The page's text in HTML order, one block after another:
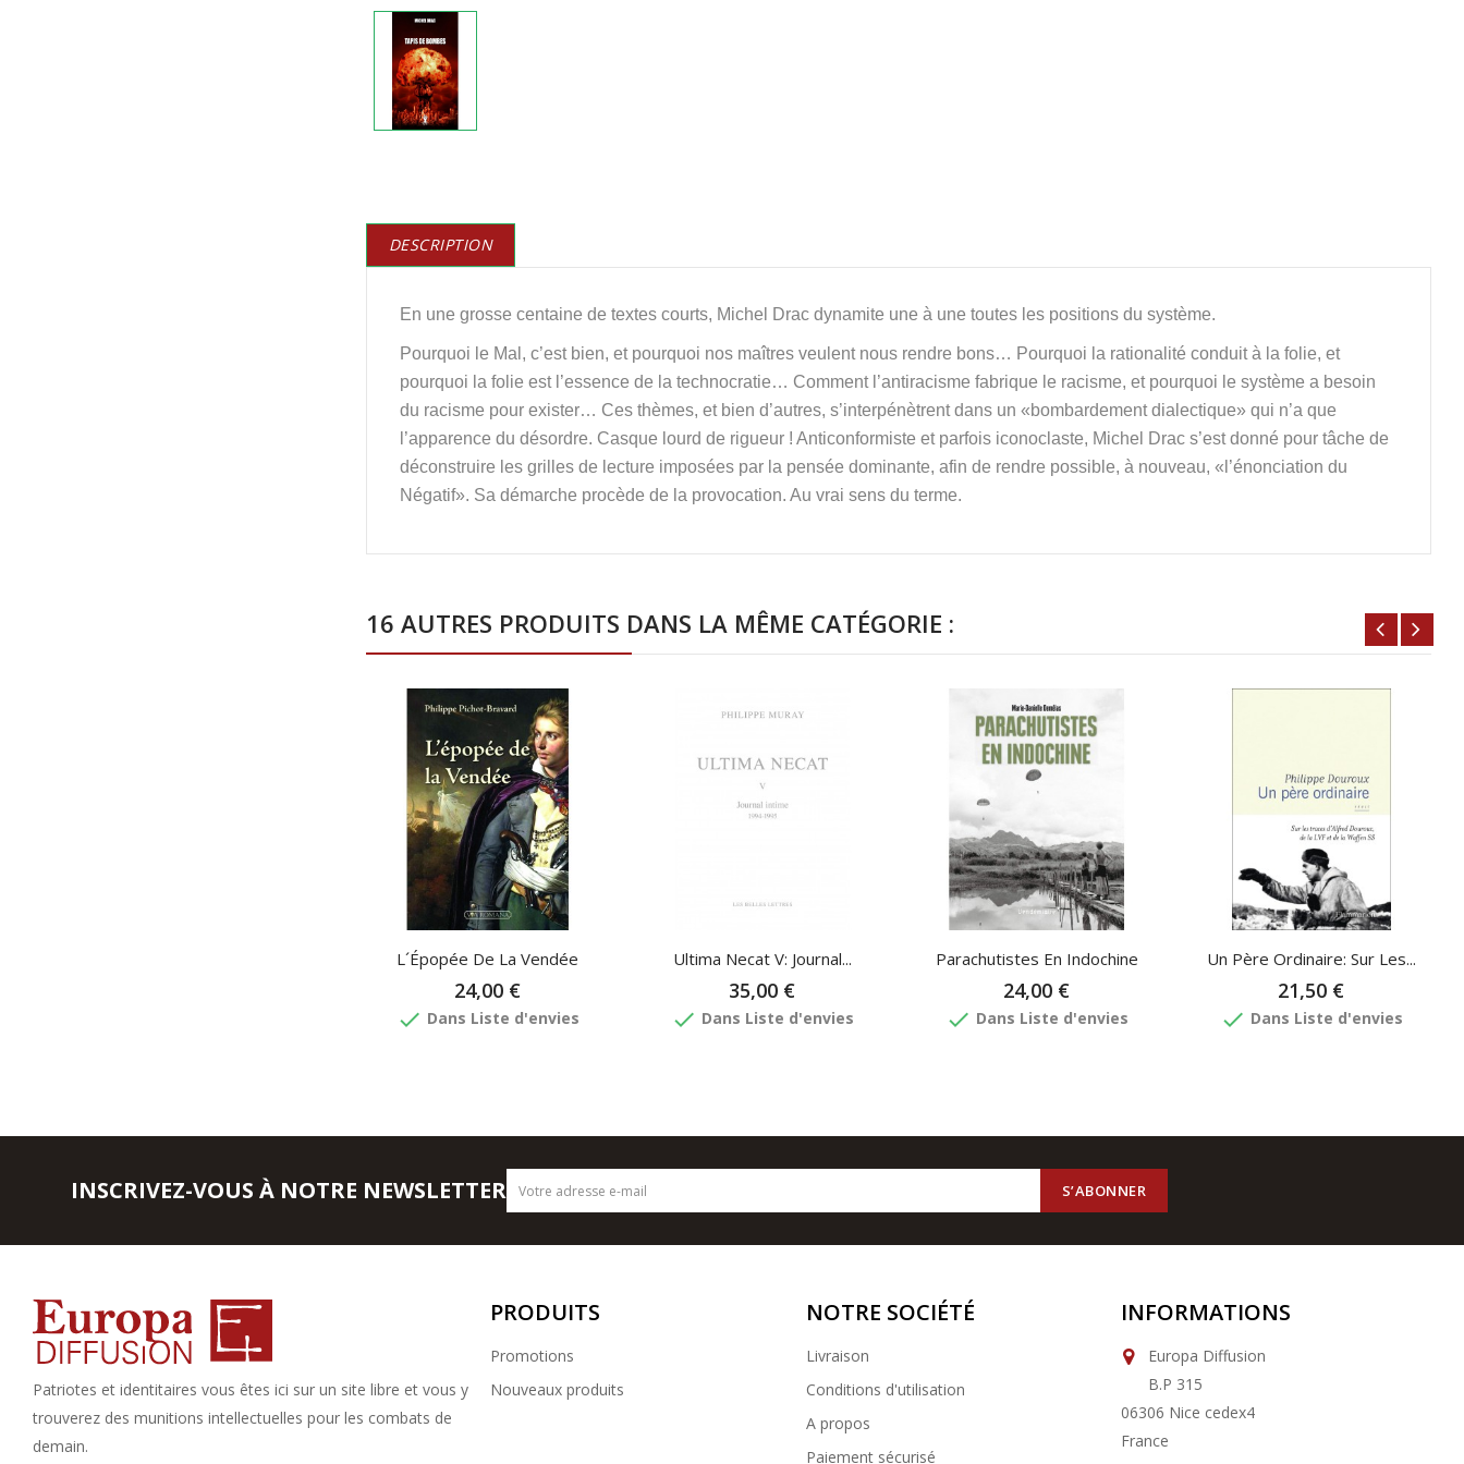
DESCRIPTION
En une grosse centaine de textes courts, Michel Drac dynamite une à une toutes les positions du système.
Pourquoi le Mal, c’est bien, et pourquoi nos maîtres veulent nous rendre bons… Pourquoi la rationalité conduit à la folie, et
pourquoi la folie est l’essence de la technocratie… Comment l’antiracisme fabrique le racisme, et pourquoi le système a besoin
du racisme pour exister… Ces thèmes, et bien d’autres, s’interpénètrent dans un «bombardement dialectique» qui n’a que
l’apparence du désordre. Casque lourd de rigueur ! Anticonformiste et parfois iconoclaste, Michel Drac s’est donné pour tâche de
déconstruire les grilles de lecture imposées par la pensée dominante, afin de rendre possible, à nouveau, «l’énonciation du
Négatif». Sa démarche procède de la provocation. Au vrai sens du terme.
16 AUTRES PRODUITS DANS LA MÊME CATÉGORIE :
L´Épopée De La Vendée
24,00 €
done Dans Liste d'envies
Ultima Necat V: Journal...
35,00 €
done Dans Liste d'envies
Parachutistes En Indochine
24,00 €
done Dans Liste d'envies
Un Père Ordinaire: Sur Les...
21,50 €
done Dans Liste d'envies
INSCRIVEZ-VOUS À NOTRE NEWSLETTER
Patriotes et identitaires vous êtes ici sur un site libre et vous y
trouverez des munitions intellectuelles pour les combats de
demain.
PRODUITS
Promotions
Nouveaux produits
NOTRE SOCIÉTÉ
Livraison
Conditions d'utilisation
A propos
Paiement sécurisé
INFORMATIONS
Europa Diffusion
B.P 315
06306 Nice cedex4
France